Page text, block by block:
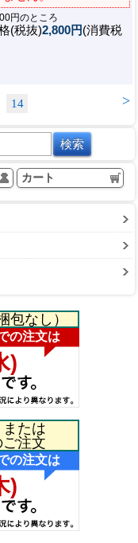
円のところ
(税抜)2,800円(消費税
>
14
カート
包なし）
または
ご注文